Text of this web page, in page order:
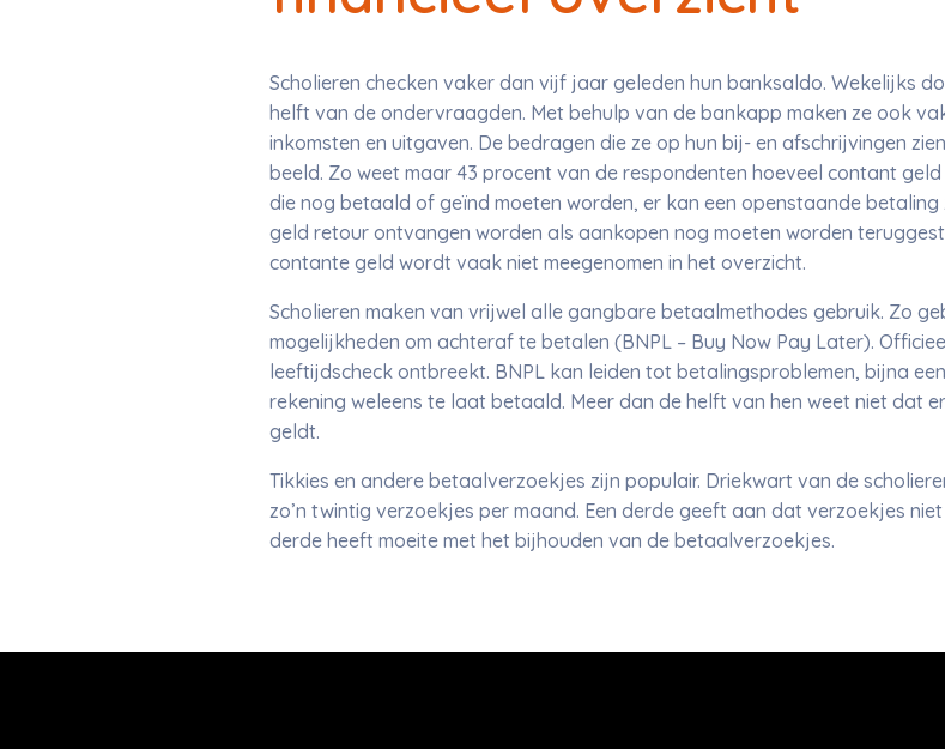
Scholieren checken vaker dan vijf jaar geleden hun banksaldo. Wekelijks
helft van de ondervraagden. Met behulp van de bankapp maken ze ook
inkomsten en uitgaven. De bedragen die ze op hun bij- en afschrijvingen
beeld. Zo weet maar 43 procent van de respondenten hoeveel contant
die nog betaald of geïnd moeten worden, er kan een openstaande
geld retour ontvangen worden als aankopen nog moeten worden
contante geld wordt vaak niet meegenomen in het overzicht.
Scholieren maken van vrijwel alle gangbare betaalmethodes gebruik. Zo
mogelijkheden om achteraf te betalen (BNPL – Buy Now Pay Later).
leeftijdscheck ontbreekt. BNPL kan leiden tot betalingsproblemen, bijna
rekening weleens te laat betaald. Meer dan de helft van hen weet niet dat
geldt.
Tikkies en andere betaalverzoekjes zijn populair. Driekwart van de
zo’n twintig verzoekjes per maand. Een derde geeft aan dat verzoekjes
derde heeft moeite met het bijhouden van de betaalverzoekjes.